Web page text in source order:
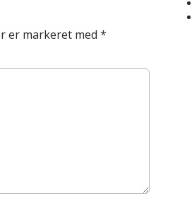
er markeret med *